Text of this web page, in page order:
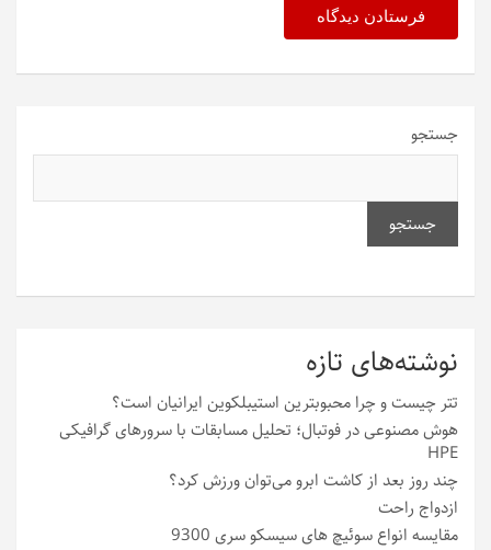
جستجو
جستجو
نوشته‌های تازه
تتر چیست و چرا محبوبترین استیبلکوین ایرانیان است؟
هوش مصنوعی در فوتبال؛ تحلیل مسابقات با سرورهای گرافیکی
HPE
چند روز بعد از کاشت ابرو می‌توان ورزش کرد؟
ازدواج راحت
مقایسه انواع سوئیچ های سیسکو سری 9300